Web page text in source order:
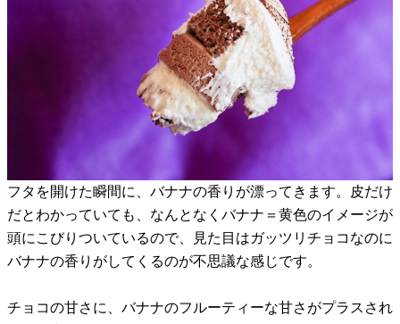
フタを開けた瞬間に、バナナの香りが漂ってきます。皮だけ
だとわかっていても、なんとなくバナナ＝黄色のイメージが
頭にこびりついているので、見た目はガッツリチョコなのに
バナナの香りがしてくるのが不思議な感じです。
チョコの甘さに、バナナのフルーティーな甘さがプラスされ